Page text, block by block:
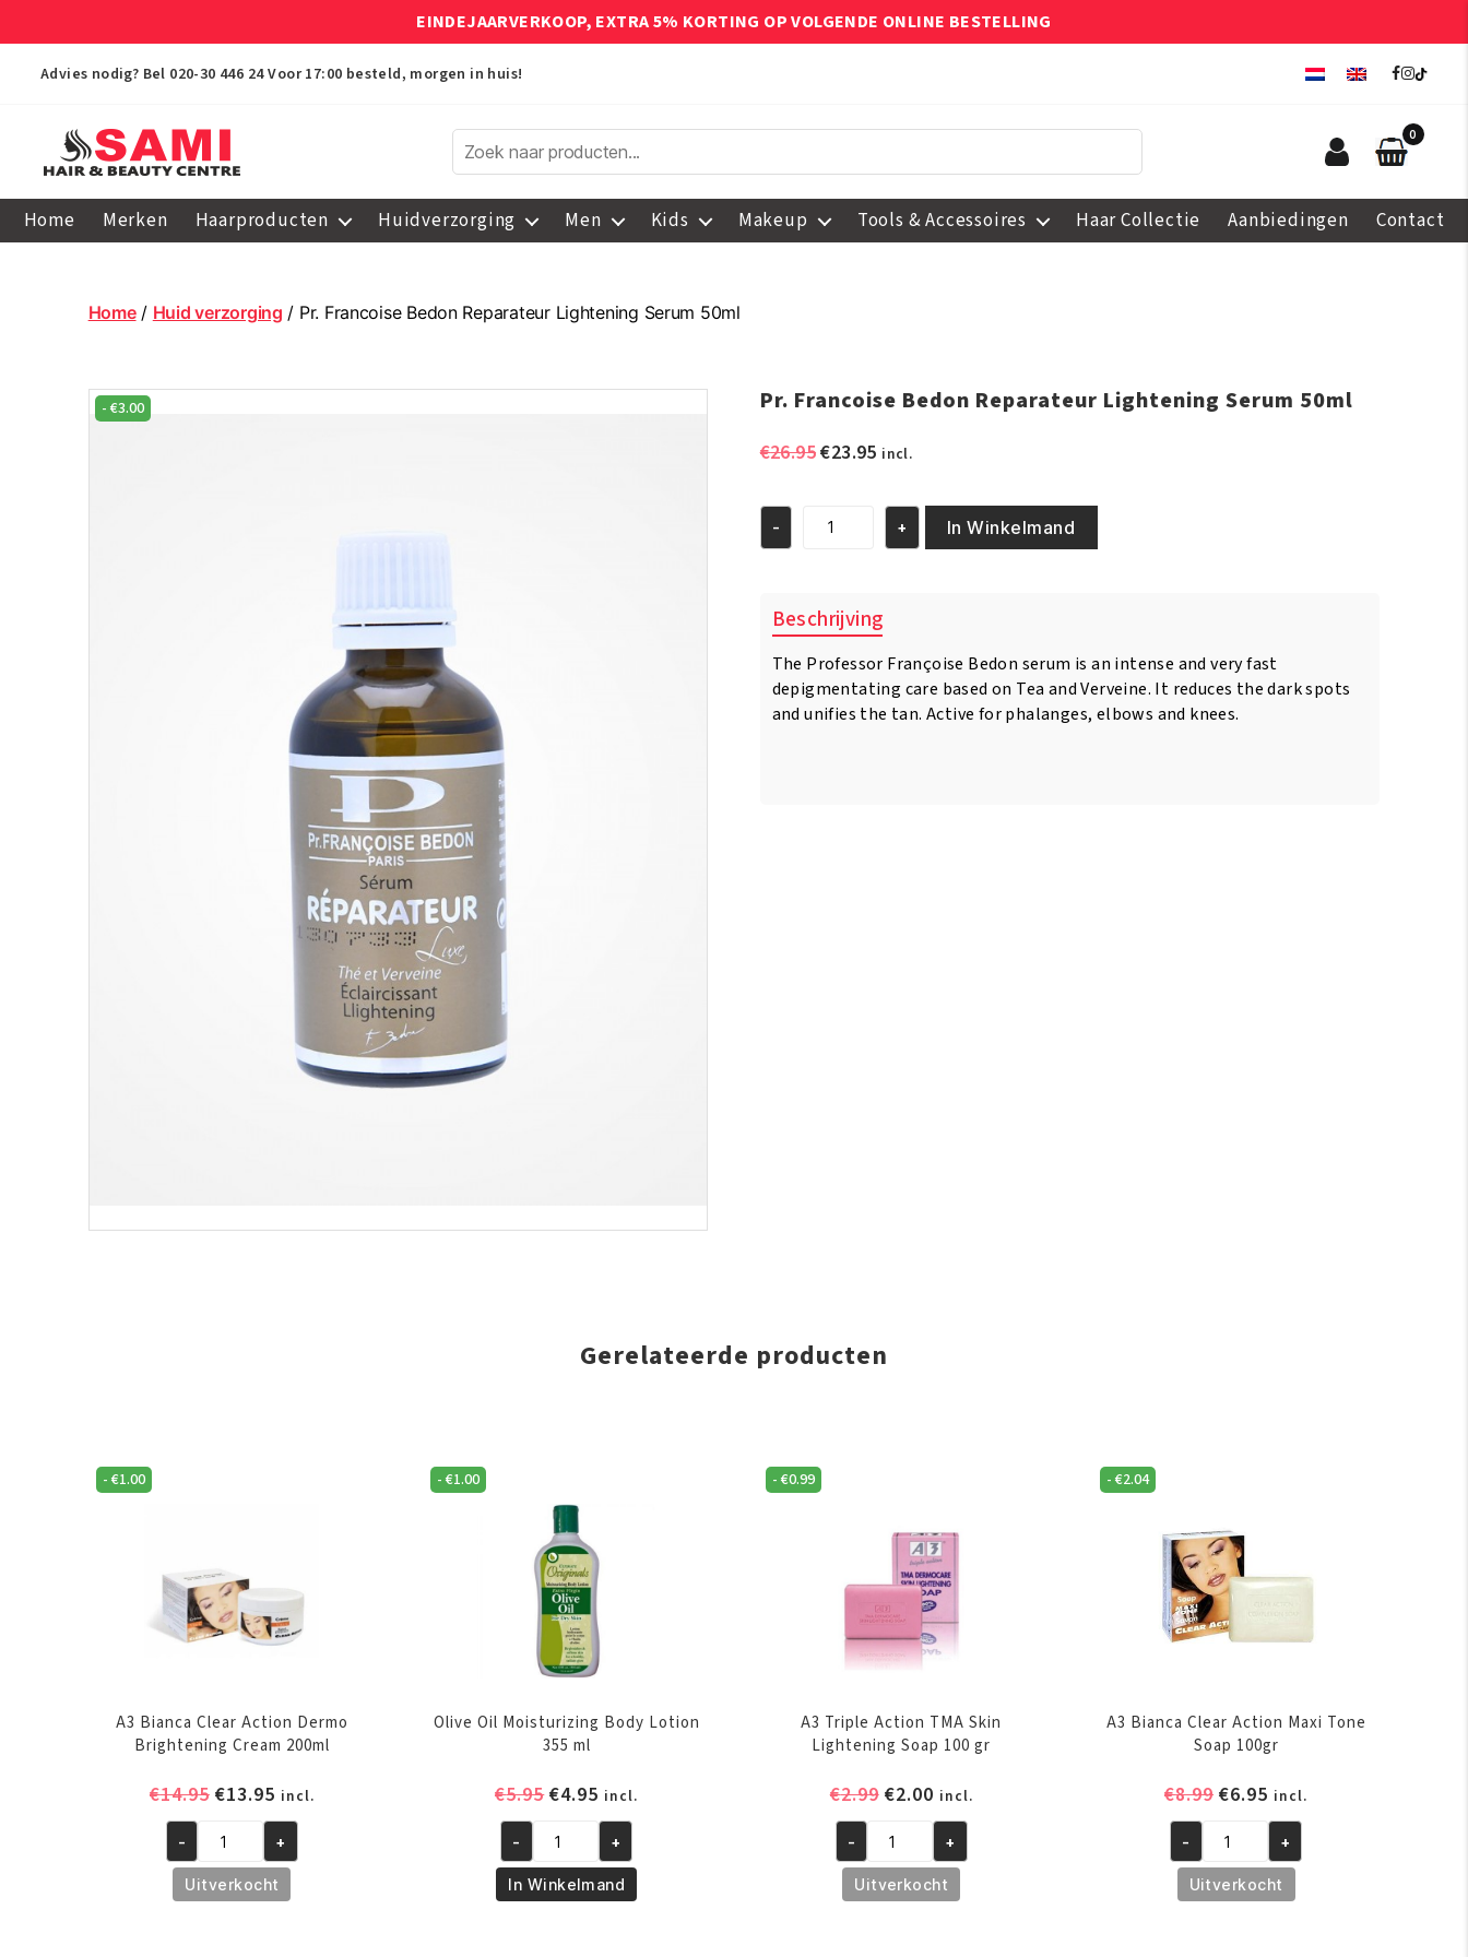
EINDEJAARVERKOOP, EXTRA 5% KORTING OP VOLGENDE ONLINE BESTELLING
Advies nodig? Bel 020-30 446 24 Voor 17:00 besteld, morgen in huis!
Hair
Centre
0
Home Merken Haarproducten Huidverzorging Men Kids Makeup Tools & Accessoires Haar Collectie Aanbiedingen Contact
Home/ Huid verzorging / Pr. Francoise Bedon Reparateur Lightening Serum 50ml
- €3.00 Pr. Francoise Bedon Reparateur Lightening Serum 50ml
€26.95Oorspronkelijke
€26.95.
€23.95Huidige
is:
€23.95.
incl.
Pr.
Lightening
50ml
aantal
- + In Winkelmand
Beschrijving
The Professor Françoise Bedon serum is an intense and very fast
depigmentating care based on Tea and Verveine. It reduces the dark spots
and unifies the tan. Active for phalanges, elbows and knees.
Gerelateerde producten
- €1.00
A3 Bianca Clear Action Dermo
Brightening Cream 200ml
€14.95 Oorspronkelijke
was:
€14.95.
€13.95Huidige
prijs
is:
€13.95.
incl.
A3
Bianca
Clear
- +
Uitverkocht
-€1.00
Olive Oil Moisturizing Body Lotion
355 ml
€5.95Oorspronkelijke
was:
€5.95.
€4.95 Huidige
prijs
is:
€4.95.
incl.
Olive
Oil
Moisturizing
- +
In Winkelmand
- €0.99
A3 Triple Action TMA Skin
Lightening Soap 100 gr
€2.99 Oorspronkelijke
was:
€2.99.
€2.00Huidige
prijs
is:
€2.00.
incl.
A3
Triple
Action
- +
Uitverkocht
-€2.04
A3 Bianca Clear Action Maxi Tone
Soap 100gr
€8.99 Oorspronkelijke
was:
€8.99.
€6.95 Huidige
prijs
is:
€6.95.
incl.
A3
Bianca
Clear
- +
Uitverkocht